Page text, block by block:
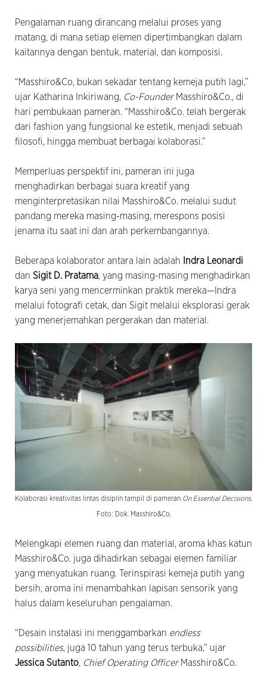
Pengalaman ruang dirancang melalui proses yang
matang, di mana setiap elemen dipertimbangkan dalam
kaitannya dengan bentuk, material, dan komposisi.
“Masshiro&Co, bukan sekadar tentang kemeja putih lagi,”
ujar Katharina Inkiriwang, Co-FounderMasshiro&Co., di
hari pembukaan pameran. “Masshiro&Co. telah bergerak
dari fashion yang fungsional ke estetik, menjadi sebuah
filosofi, hingga membuat berbagai kolaborasi.”
Memperluas perspektif ini, pameran ini juga
menghadirkan berbagai suara kreatif yang
menginterpretasikan nilai Masshiro&Co. melalui sudut
pandang mereka masing-masing, merespons posisi
jenama itu saat ini dan arah perkembangannya.
Beberapa kolaborator antara lain adalah
Indra Leonardi
dan Sigit D. Pratama, yang masing-masing menghadirkan
karya seni yang mencerminkan praktik mereka—Indra
melalui fotografi cetak, dan Sigit melalui eksplorasi gerak
yang menerjemahkan pergerakan dan material.
Kolaborasi kreativitas lintas disiplin tampil di pameran On Essential Decisions.
Foto: Dok. Masshiro&Co.
Melengkapi elemen ruang dan material, aroma khas katun
Masshiro&Co. juga dihadirkan sebagai elemen familiar
yang menyatukan ruang. Terinspirasi kemeja putih yang
bersih, aroma ini menambahkan lapisan sensorik yang
halus dalam keseluruhan pengalaman.
“Desain instalasi ini menggambarkan endless
possibilities, juga 10 tahun yang terus terbuka,” ujar
Jessica Sutanto, Chief Operating OfficerMasshiro&Co.